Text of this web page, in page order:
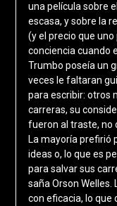
una película sobre
escasa, y sobre la
(y el precio que
conciencia cuando
Trumbo poseía un
veces le faltaran
para escribir: otros
carreras, su
fueron al traste, no
La mayoría prefirió
ideas o, lo que es
para salvar sus
saña Orson
con eficacia, lo que